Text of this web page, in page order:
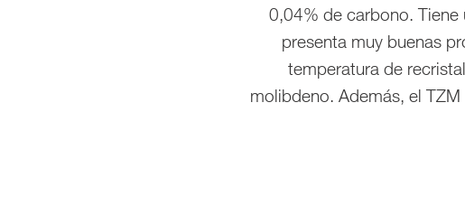
0,04% de carbono.
presenta muy buenas
temperatura de
molibdeno. Además, el